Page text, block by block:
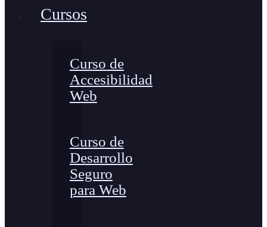
Cursos
Curso de
Accesibilidad
Web
Curso de
Desarrollo
Seguro
para Web